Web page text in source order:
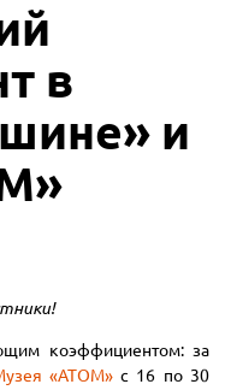
в
и
коэффициентом: за
«АТОМ»с 16 по 30